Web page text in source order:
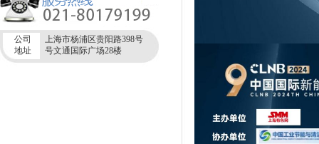
公司
地址
上海市杨浦区贵阳路398号
号文通国际广场28楼